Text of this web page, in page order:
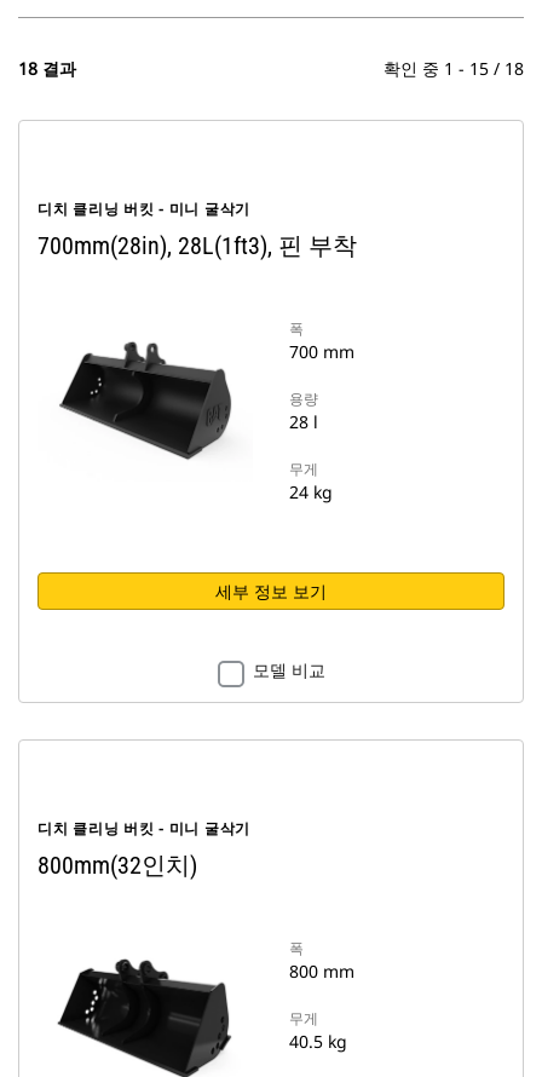
18 결과 확인 중 1 - 15 / 18
디치 클리닝 버킷 - 미니 굴삭기
700mm(28in), 28L(1ft3), 핀 부착
폭
700 mm
용량
28 l
무게
24 kg
세부 정보 보기
모델 비교
디치 클리닝 버킷 - 미니 굴삭기
800mm(32인치)
폭
800 mm
무게
40.5 kg